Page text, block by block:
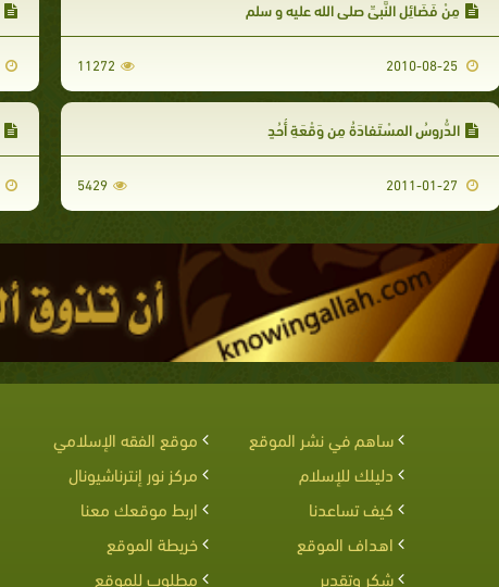
مِنْ فَضَائِلِ النَّبِيِّ صلى الله عليه و سلم
2010-08-25
11272
الدُّروسُ المسْتَفادَةُ مِن وَقْعَةِ أُحُدٍ
5429
ساهم في نشر الموقع
موقع الفقه الإسلامي
دليلك للإسلام
مركز نور إنترناشيونال
كيف تساعدنا
اربط موقعك معنا
اهداف الموقع
خريطة الموقع
شكر وتقدير
مطلوب للموقع